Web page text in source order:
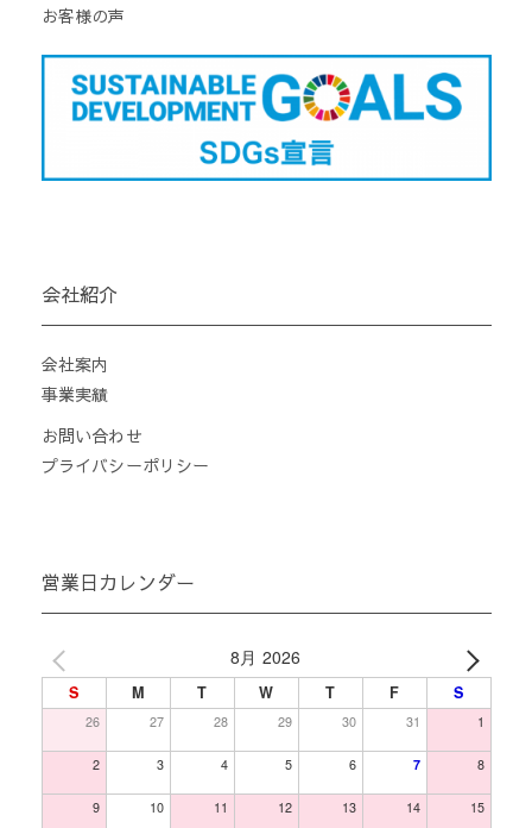
お客様の声
会社紹介
会社案内
事業実績
お問い合わせ
プライバシーポリシー
営業日カレンダー
8月 2026
S M T W T F S
26 27 28 29 30 31 1
2 3 4 5 6 7 8
9 10 11 12 13 14 15